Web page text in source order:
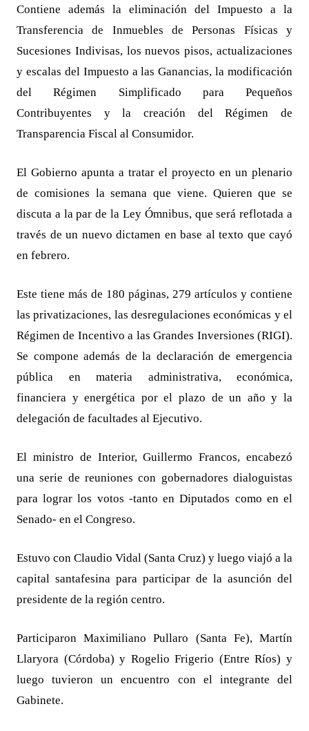
Contiene además la eliminación del Impuesto a la
Transferencia de Inmuebles de Personas Físicas y
Sucesiones Indivisas, los nuevos pisos, actualizaciones
y escalas del Impuesto a las Ganancias, la modificación
del Régimen Simplificado para Pequeños
Contribuyentes y la creación del Régimen de
Transparencia Fiscal al Consumidor.
El Gobierno apunta a tratar el proyecto en un plenario
de comisiones la semana que viene. Quieren que se
discuta a la par de la Ley Ómnibus, que será reflotada a
través de un nuevo dictamen en base al texto que cayó
en febrero.
Este tiene más de 180 páginas, 279 artículos y contiene
las privatizaciones, las desregulaciones económicas y el
Régimen de Incentivo a las Grandes Inversiones (RIGI).
Se compone además de la declaración de emergencia
pública en materia administrativa, económica,
financiera y energética por el plazo de un año y la
delegación de facultades al Ejecutivo.
El ministro de Interior, Guillermo Francos, encabezó
una serie de reuniones con gobernadores dialoguistas
para lograr los votos -tanto en Diputados como en el
Senado- en el Congreso.
Estuvo con Claudio Vidal (Santa Cruz) y luego viajó a la
capital santafesina para participar de la asunción del
presidente de la región centro.
Participaron Maximiliano Pullaro (Santa Fe), Martín
Llaryora (Córdoba) y Rogelio Frigerio (Entre Ríos) y
luego tuvieron un encuentro con el integrante del
Gabinete.